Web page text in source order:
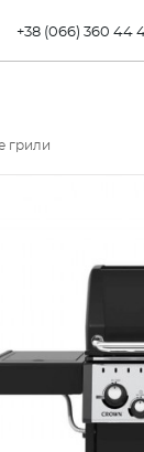
+38 (066) 360 44
грили